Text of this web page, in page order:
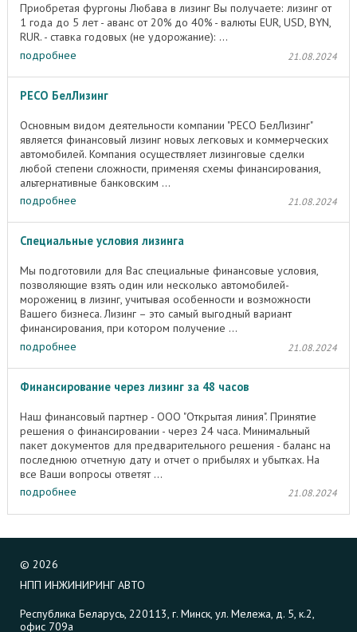
Приобретая фургоны Любава в лизинг Вы получаете: лизинг от
1 года до 5 лет - аванс от 20% до 40% - валюты EUR, USD, BYN,
RUR. - ставка годовых (не удорожание): ...
подробнее
21.08.2024
РЕСО БелЛизинг
Основным видом деятельности компании "РЕСО БелЛизинг"
является финансовый лизинг новых легковых и коммерческих
автомобилей. Компания осуществляет лизинговые сделки
любой степени сложности, применяя схемы финансирования,
альтернативные банковским ...
подробнее
21.08.2024
Специальные условия лизинга
Мы подготовили для Вас специальные финансовые условия,
позволяющие взять один или несколько автомобилей-
морожениц в лизинг, учитывая особенности и возможности
Вашего бизнеса. Лизинг – это самый выгодный вариант
финансирования, при котором получение ...
подробнее
21.08.2024
Финансирование через лизинг за 48 часов
Наш финансовый партнер - ООО "Открытая линия". Принятие
решения о финансировании - через 24 часа. Минимальный
пакет документов для предварительного решения - баланс на
последнюю отчетную дату и отчет о прибылях и убытках. На
все Ваши вопросы ответят ...
подробнее
21.08.2024
© 2026
НПП ИНЖИНИРИНГ АВТО
Республика Беларусь, 220113, г. Минск, ул. Мележа, д. 5, к.2,
офис 709а